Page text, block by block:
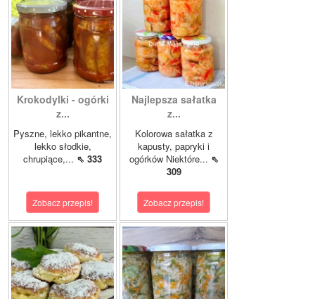
Krokodylki - ogórki
z...
Pyszne, lekko pikantne,
lekko słodkie,
chrupiące,... ⇖ 333
Zobacz przepis!
Najlepsza sałatka
z...
Kolorowa sałatka z
kapusty, papryki i
ogórków Niektóre... ⇖
309
Zobacz przepis!